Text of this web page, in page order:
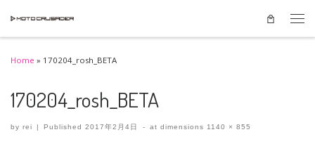
Skip to content
Home » 170204_rosh_BETA
170204_rosh_BETA
by rei | Published2017年2月4日 - at dimensions 1140 × 855